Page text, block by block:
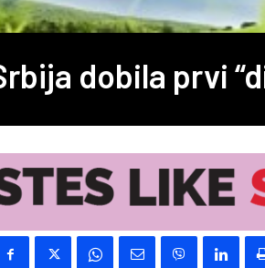
dobila prvi